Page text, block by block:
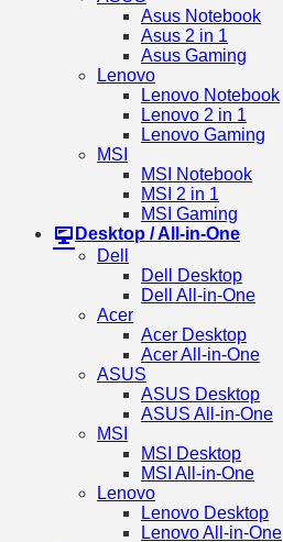
Asus Notebook
Asus 2 in 1
Asus Gaming
Lenovo
Lenovo Notebook
Lenovo 2 in 1
Lenovo Gaming
MSI
MSI Notebook
MSI 2 in 1
MSI Gaming
Desktop / All-in-One
Dell
Dell Desktop
Dell All-in-One
Acer
Acer Desktop
Acer All-in-One
ASUS
ASUS Desktop
ASUS All-in-One
MSI
MSI Desktop
MSI All-in-One
Lenovo
Lenovo Desktop
Lenovo All-in-One